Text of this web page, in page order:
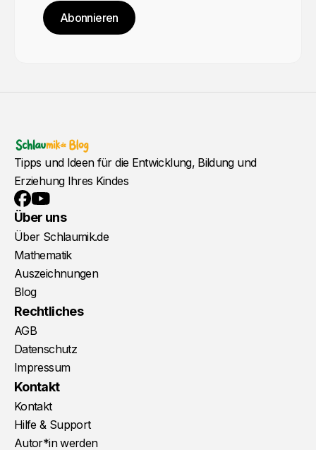
Abonnieren
Tipps und Ideen für die Entwicklung, Bildung und
Erziehung Ihres Kindes
Facebook
YouTube
Über uns
Über Schlaumik.de
Mathematik
Auszeichnungen
Blog
Rechtliches
AGB
Datenschutz
Impressum
Kontakt
Kontakt
Hilfe & Support
Autor*in werden